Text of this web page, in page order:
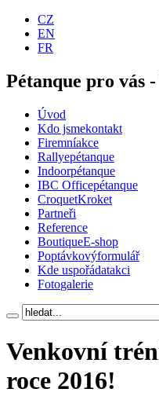
CZ
EN
FR
Pétanque pro vás
Úvod
Kdo jsmekontakt
Firemníakce
Rallyepétanque
Indoorpétanque
IBC Officepétanque
CroquetKroket
Partneři
Reference
BoutiqueE-shop
Poptávkovýformulář
Kde uspořádatakci
Fotogalerie
Venkovní
roce 2016!